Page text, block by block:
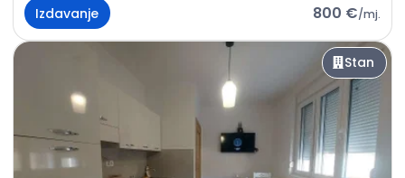
Izdavanje 800 €/mj.
Stan